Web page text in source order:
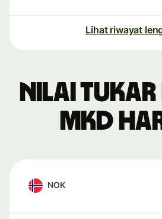
Lihat riwayat
Nilai tukar
MKD
NOK